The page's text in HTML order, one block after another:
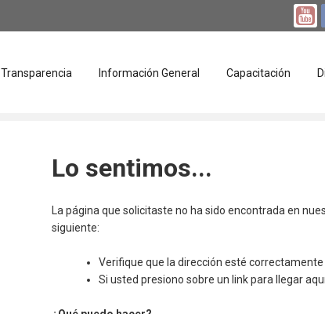
Transparencia Información General Capacitación
Lo sentimos...
La página que solicitaste no ha sido encontrada en
siguiente:
Verifique que la dirección esté correctamente
Si usted presiono sobre un link para llegar